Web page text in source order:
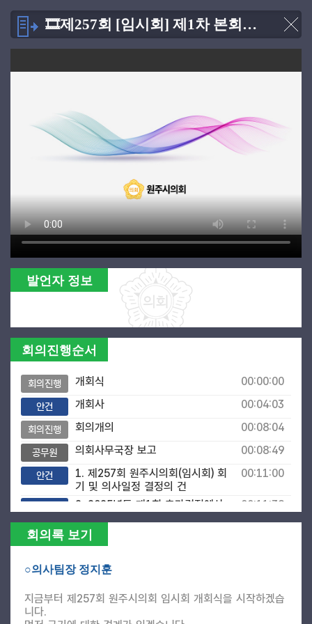
🎞제257회 [임시회] 제1차 본회의 [2025.04.16]
발언자 정보
회의진행순서
회의진행 개회식 00:00:00
안건 개회사 00:04:03
회의진행 회의개의 00:08:04
공무원 의회사무국장 보고 00:08:49
안건
1. 제257회 원주시의회(임시회) 회
기 및 의사일정 결정의 건
00:11:00
2. 2025년도 제1회 추가경정예산
안설명
00:11:39
행정국장 제안설명
안건
3. 원주시의회 윤리특별위원회 위
안건
4. 저출생 극복, 비혼출생아 지원
제도화 건의안
00:21:11
회의록 보기
○의사팀장 정지훈
지금부터 제257회 원주시의회 임시회 개회식을 시작하겠습
니다.